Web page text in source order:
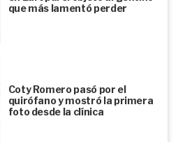
que más lamentó perder
Coty Romero pasó por el
quirófano y mostró la primera
foto desde la clínica